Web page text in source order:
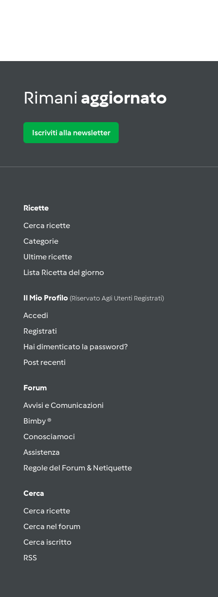
Rimani aggiornato
Iscriviti alla newsletter
Ricette
Cerca ricette
Categorie
Ultime ricette
Lista Ricetta del giorno
Il Mio Profilo (riservato Agli Utenti Registrati)
Accedi
Registrati
Hai dimenticato la password?
Post recenti
Forum
Avvisi e Comunicazioni
Bimby ®
Conosciamoci
Assistenza
Regole del Forum & Netiquette
Cerca
Cerca ricette
Cerca nel forum
Cerca iscritto
RSS